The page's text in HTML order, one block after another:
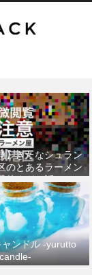
】きたなシュラン
のとあるラーメン
的すぎた話。
ャンドル -yurutto
candle-